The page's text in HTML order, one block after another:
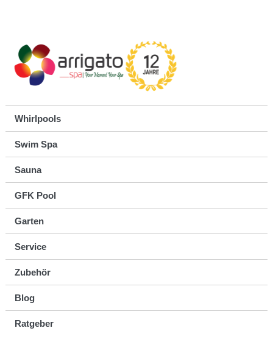
Whirlpools
Swim Spa
Sauna
GFK Pool
Garten
Service
Zubehör
Blog
Ratgeber